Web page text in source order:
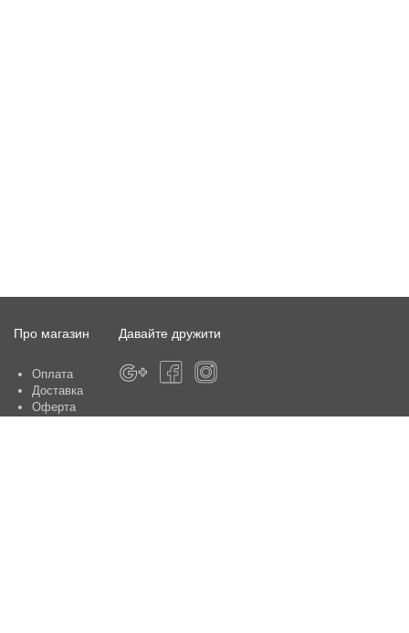
Про магазин
Оплата
Доставка
Оферта
Давайте дружити